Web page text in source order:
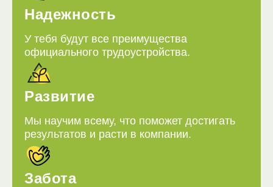
Надежность
У тебя будут все преимущества
официального трудоустройства.
Развитие
Мы научим всему, что поможет достигать
результатов и расти в компании.
Забота